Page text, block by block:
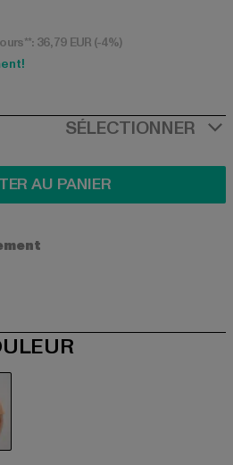
36,79 EUR (-4%)
SÉLECTIONNER
AU PANIER